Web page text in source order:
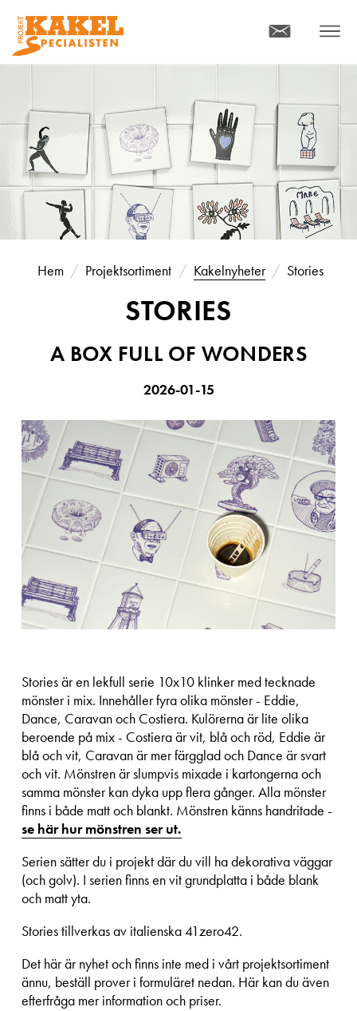
KONTAKTMENY
Hem Projektsortiment Kakelnyheter Stories
STORIES
A BOX FULL OF WONDERS
2026-01-15
Stories är en lekfull serie 10x10 klinker med tecknade
mönster i mix. Innehåller fyra olika mönster - Eddie,
Dance, Caravan och Costiera. Kulörerna är lite olika
beroende på mix - Costiera är vit, blå och röd, Eddie är
blå och vit, Caravan är mer färgglad och Dance är svart
och vit. Mönstren är slumpvis mixade i kartongerna och
samma mönster kan dyka upp flera gånger. Alla mönster
finns i både matt och blankt. Mönstren känns handritade -
se här hur mönstren ser ut.
Serien sätter du i projekt där du vill ha dekorativa väggar
(och golv). I serien finns en vit grundplatta i både blank
och matt yta.
Stories tillverkas av italienska 41zero42.
Det här är nyhet och finns inte med i vårt projektsortiment
ännu, beställ prover i formuläret nedan. Här kan du även
efterfråga mer information och priser.